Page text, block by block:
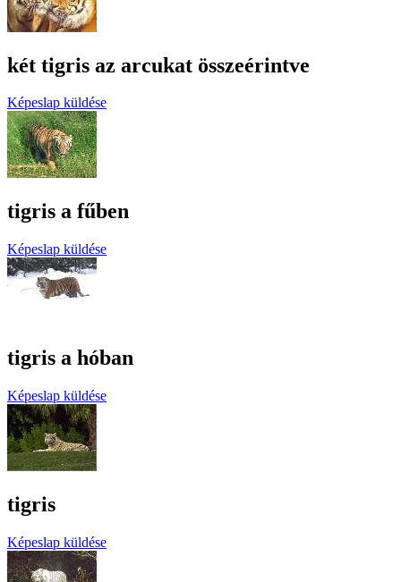
két tigris az arcukat összeérintve
Képeslap küldése
tigris a fűben
Képeslap küldése
tigris a hóban
Képeslap küldése
tigris
Képeslap küldése